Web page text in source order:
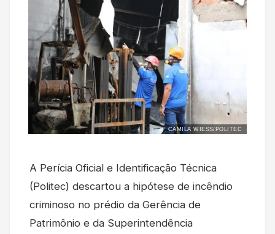
CAMILA WIESS/POLITEC
A Perícia Oficial e Identificação Técnica
(Politec) descartou a hipótese de incêndio
criminoso no prédio da Gerência de
Patrimônio e da Superintendência